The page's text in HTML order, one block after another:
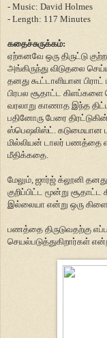
- Music: David Holmes
- Length: 117 Minutes
கதைச்சுருக்கம்:
ஏற்கனவே ஒரு திருட்டு
அங்கிருந்து விடுதலை
தனது கூட்டாளியான
பிரபல சூதாட்ட
வரலாறு காணாத இந்த
பதினோரு பேரை
ஸ்பெஷலிஸ்ட். கடுமையான
மில்லியன் டாலர் பணத்தை
மீதிக்கதை.
மேலும், ஜார்ஜ் க்லூனி
குறிப்பிட்ட மூன்று
இல்லையா என்று ஒரு
பணத்தை திருடுவதற்கு
செயல்படுத்துகிறார்கள்